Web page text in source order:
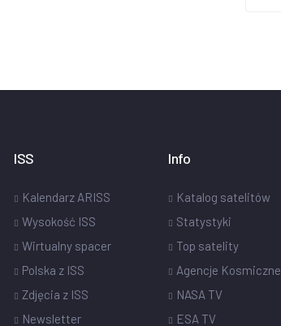
ISS
Kalendarz ARISS
Wysokość ISS
Wirtualny spacer
Polska z ISS
Zdjęcia z ISS
Newsletter
Info
Katalog satelitów
Statystyki
Top satelity
Agencje Kosmiczne
NASA TV
ESA TV